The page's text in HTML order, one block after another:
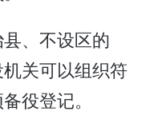
、不设区的
关可以组织符
役登记。